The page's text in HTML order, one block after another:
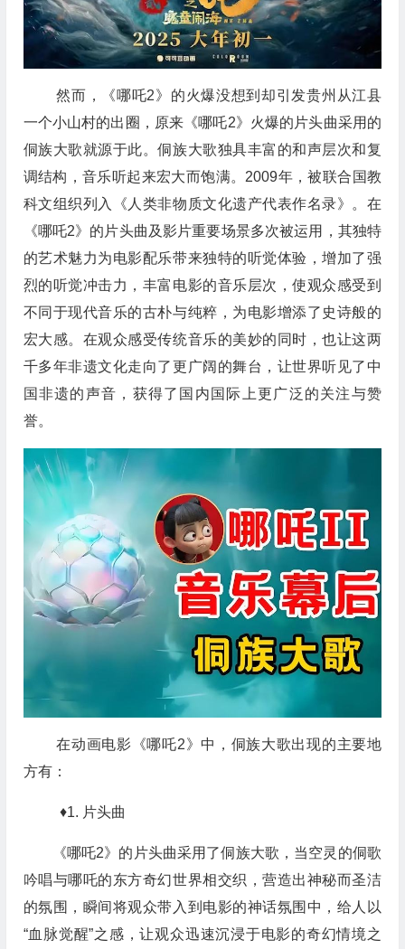
然而，《哪吒2》的火爆没想到却引发贵州从江县
一个小山村的出圈，原来《哪吒2》火爆的片头曲采用的
侗族大歌就源于此。侗族大歌独具丰富的和声层次和复
调结构，音乐听起来宏大而饱满。 2009年，被联合国教
科文组织列入《人类非物质文化遗产代表作名录》 。 在
《哪吒2》的片头曲及影片重要场景多次被运用， 其独特
的艺术魅力为电影配乐带来独特的听觉体验，增加了强
烈的听觉冲击力，丰富电影的音乐层次，使观众感受到
不同于现代音乐的古朴与纯粹 ， 为电影增添了史诗般的
宏大感。 在观众感受传统音乐的美妙的同时，也让这两
千多年非遗文化走向了更广阔的舞台， 让世界听见了中
国非遗的声音 ， 获得了国内国际上更广泛的关注与赞
誉。
在动画电影《哪吒2》中，侗族大歌出现的主要地
方有：
♦1. 片头曲
《哪吒2》的片头曲采用了侗族大歌，当空灵的侗歌
吟唱与哪吒的东方奇幻世界相交织，营造出神秘而圣洁
的氛围， 瞬间将观众带入到电影的神话氛围中，给人以
“血脉觉醒”之感，让观众迅速沉浸于电影的奇幻情境之